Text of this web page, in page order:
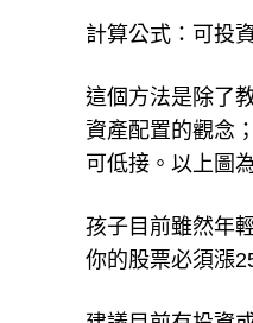
計算公式：可投
這個方法是除了
資產配置的觀念
可低接。以上圖
孩子目前雖然年
你的股票必須漲